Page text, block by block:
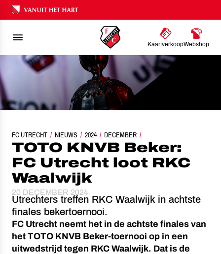
Ons nalatenschap
KaartverkoopWebshop
FC UTRECHT NIEUWS 2024 DECEMBER
TOTO KNVB BEKER: FC UTRECHT LOOT RKC WAALWIJK
TOTO KNVB Beker:
FC Utrecht loot RKC
Waalwijk
20 DECEMBER 2024
Utrechters treffen RKC Waalwijk in achtste
finales bekertoernooi.
FC Utrecht neemt het in de achtste finales van
het TOTO KNVB Beker-toernooi op in een
uitwedstrijd tegen RKC Waalwijk. Dat is de